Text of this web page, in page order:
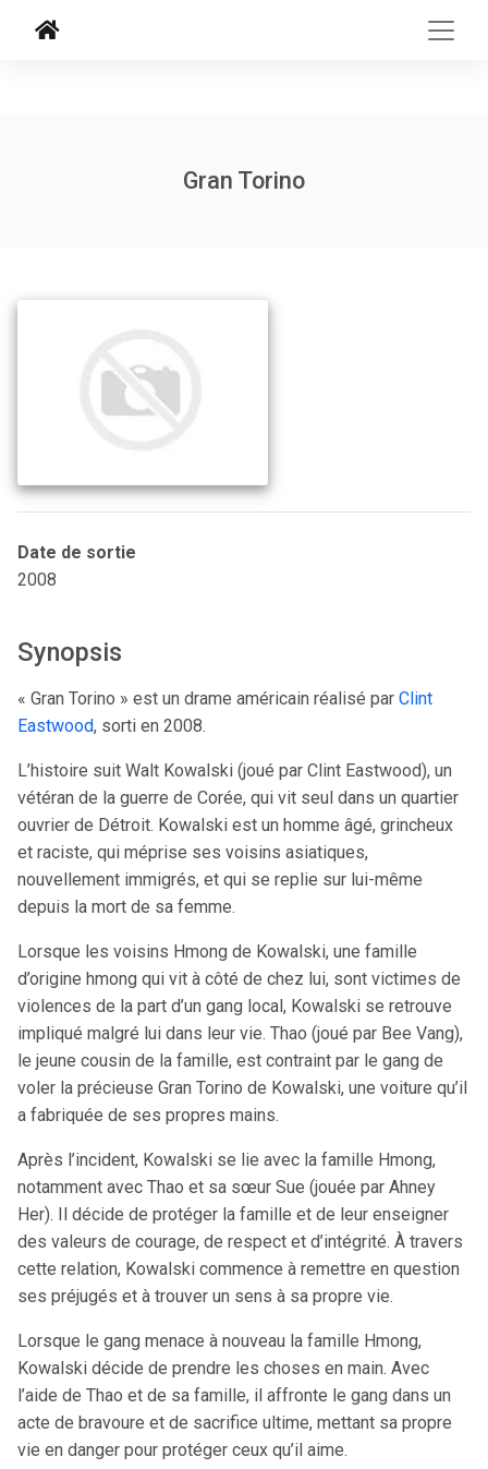
Gran Torino
Date de sortie
2008
Synopsis
« Gran Torino » est un drame américain réalisé par Clint
Eastwood, sorti en 2008.
L’histoire suit Walt Kowalski (joué par Clint Eastwood), un
vétéran de la guerre de Corée, qui vit seul dans un quartier
ouvrier de Détroit. Kowalski est un homme âgé, grincheux
et raciste, qui méprise ses voisins asiatiques,
nouvellement immigrés, et qui se replie sur lui-même
depuis la mort de sa femme.
Lorsque les voisins Hmong de Kowalski, une famille
d’origine hmong qui vit à côté de chez lui, sont victimes de
violences de la part d’un gang local, Kowalski se retrouve
impliqué malgré lui dans leur vie. Thao (joué par Bee Vang),
le jeune cousin de la famille, est contraint par le gang de
voler la précieuse Gran Torino de Kowalski, une voiture qu’il
a fabriquée de ses propres mains.
Après l’incident, Kowalski se lie avec la famille Hmong,
notamment avec Thao et sa sœur Sue (jouée par Ahney
Her). Il décide de protéger la famille et de leur enseigner
des valeurs de courage, de respect et d’intégrité. À travers
cette relation, Kowalski commence à remettre en question
ses préjugés et à trouver un sens à sa propre vie.
Lorsque le gang menace à nouveau la famille Hmong,
Kowalski décide de prendre les choses en main. Avec
l’aide de Thao et de sa famille, il affronte le gang dans un
acte de bravoure et de sacrifice ultime, mettant sa propre
vie en danger pour protéger ceux qu’il aime.